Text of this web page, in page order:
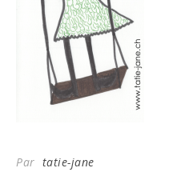
Par tatie-jane